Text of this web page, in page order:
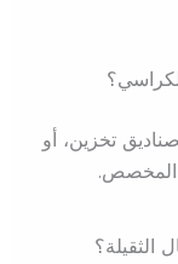
تخزين، أو
المخصص.